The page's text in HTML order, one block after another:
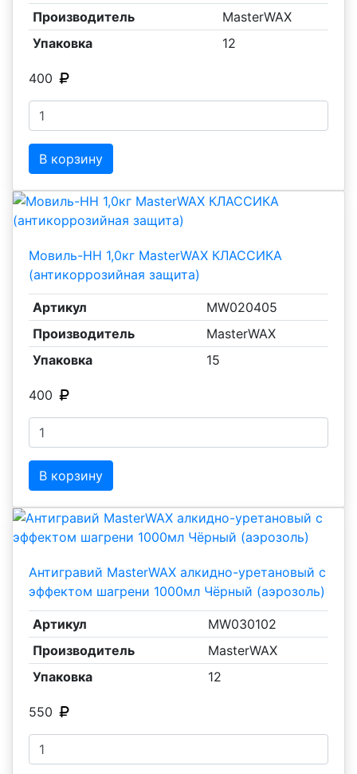
Производитель
MasterWAX
Упаковка
12
400
В корзину
Мовиль-НН 1,0кг MasterWAX КЛАССИКА
(антикоррозийная защита)
Артикул
MW020405
Производитель
MasterWAX
Упаковка
15
400
В корзину
Антигравий MasterWAX алкидно-уретановый с
эффектом шагрени 1000мл Чёрный (аэрозоль)
Артикул
MW030102
Производитель
MasterWAX
Упаковка
12
550